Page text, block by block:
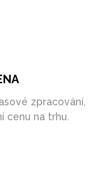
zpracování,
cenu na trhu.